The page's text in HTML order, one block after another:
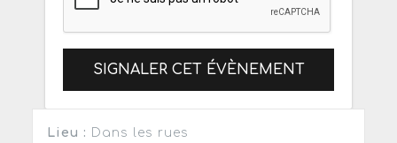
SIGNALER CET ÉVÈNEMENT
Lieu : Dans les rues